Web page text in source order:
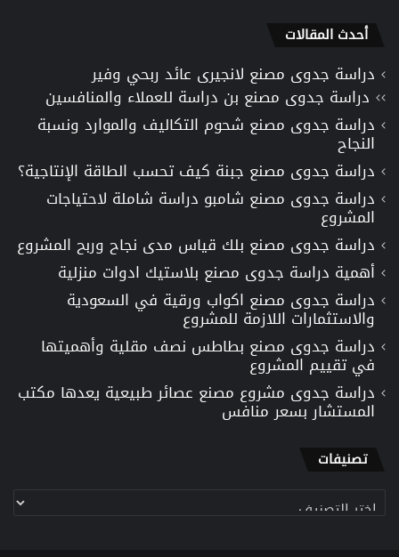
أحدث المقالات
دراسة جدوى مصنع لانجيرى عائد ربحي وفير
دراسة جدوى مصنع بن دراسة للعملاء والمنافسين
دراسة جدوى مصنع شحوم التكاليف والموارد ونسبة
النجاح
دراسة جدوى مصنع جبنة كيف تحسب الطاقة الإنتاجية؟
دراسة جدوى مصنع شامبو دراسة شاملة لاحتياجات
المشروع
دراسة جدوى مصنع بلك قياس مدى نجاح وربح المشروع
أهمية دراسة جدوى مصنع بلاستيك ادوات منزلية
دراسة جدوى مصنع اكواب ورقية في السعودية
والاستثمارات اللازمة للمشروع
دراسة جدوى مصنع بطاطس نصف مقلية وأهميتها
في تقييم المشروع
دراسة جدوى مشروع مصنع عصائر طبيعية يعدها مكتب
المستشار بسعر منافس
تصنيفات
تصنيفات